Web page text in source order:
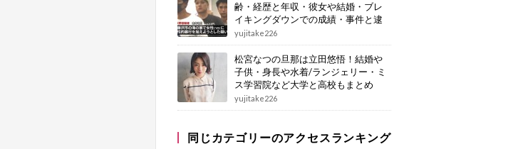
齢・経歴と年収・彼女や結婚・ブレ
イキングダウンでの成績・事件と逮
捕もまとめ
yujitake226
松宮なつの旦那は立田悠悟！結婚や
子供・身長や水着/ランジェリー・ミ
ス学習院など大学と高校もまとめ
yujitake226
同じカテゴリーのアクセスランキング